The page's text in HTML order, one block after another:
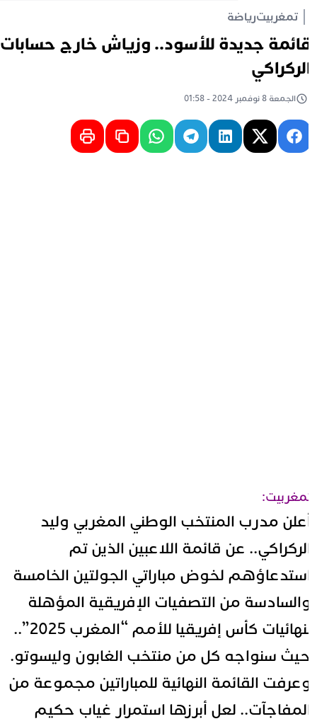
تمغربيترياضة
جديدة للأسود.. وزياش خارج حسابات
الجمعة 8 نوفمبر 2024 - 01:58
مدرب المنتخب الوطني المغربي وليد
عن قائمة اللاعبين الذين تم
لخوض مباراتي الجولتين الخامسة
من التصفيات الإفريقية المؤهلة
لنهائيات كأس إفريقيا للأمم “المغرب 2025”..
سنواجه كل من منتخب الغابون وليسوتو.
القائمة النهائية للمباراتين مجموعة من
لعل أبرزها استمرار غياب حكيم